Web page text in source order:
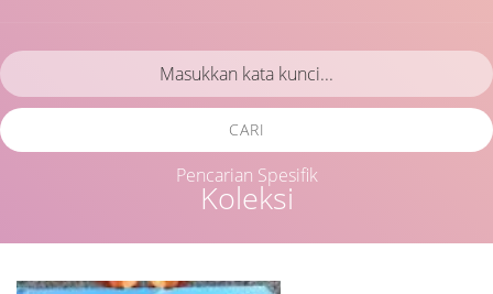
Koleksi
CARI
Pencarian Spesifik